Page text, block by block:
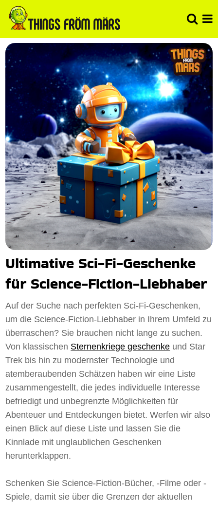
Ultimative Sci-Fi-Geschenke
für Science-Fiction-Liebhaber
Auf der Suche nach perfekten Sci-Fi-Geschenken,
um die Science-Fiction-Liebhaber in Ihrem Umfeld zu
überraschen? Sie brauchen nicht lange zu suchen.
Von klassischen Sternenkriege geschenke und Star
Trek bis hin zu modernster Technologie und
atemberaubenden Schätzen haben wir eine Liste
zusammengestellt, die jedes individuelle Interesse
befriedigt und unbegrenzte Möglichkeiten für
Abenteuer und Entdeckungen bietet. Werfen wir also
einen Blick auf diese Liste und lassen Sie die
Kinnlade mit unglaublichen Geschenken
herunterklappen.
Schenken Sie Science-Fiction-Bücher, -Filme oder -
Spiele, damit sie über die Grenzen der aktuellen